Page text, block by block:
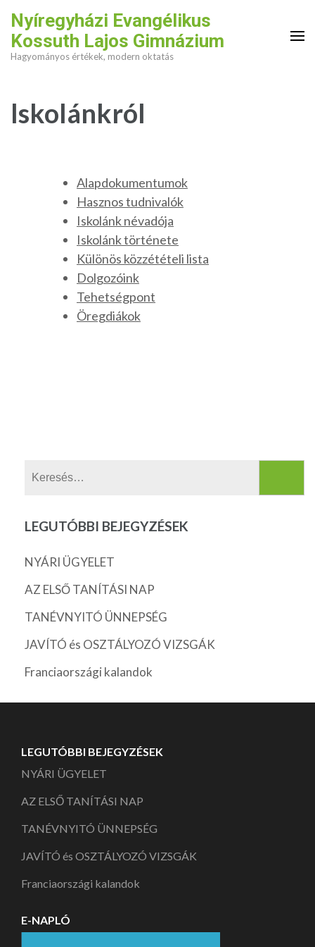
content
(Press
Nyíregyházi Evangélikus
Kossuth Lajos Gimnázium
Hagyományos értékek, modern oktatás
Iskolánkról
Alapdokumentumok
Hasznos tudnivalók
Iskolánk névadója
Iskolánk története
Különös közzétételi lista
Dolgozóink
Tehetségpont
Öregdiákok
LEGUTÓBBI BEJEGYZÉSEK
NYÁRI ÜGYELET
AZ ELSŐ TANÍTÁSI NAP
TANÉVNYITÓ ÜNNEPSÉG
JAVÍTÓ és OSZTÁLYOZÓ VIZSGÁK
Franciaországi kalandok
LEGUTÓBBI BEJEGYZÉSEK
NYÁRI ÜGYELET
AZ ELSŐ TANÍTÁSI NAP
TANÉVNYITÓ ÜNNEPSÉG
JAVÍTÓ és OSZTÁLYOZÓ VIZSGÁK
Franciaországi kalandok
E-NAPLÓ